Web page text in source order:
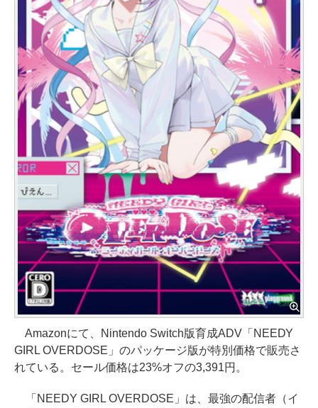
Amazonにて、Nintendo Switch版育成ADV「NEEDY
GIRL OVERDOSE」のパッケージ版が特別価格で販売さ
れている。セール価格は23%オフの3,391円。
「NEEDY GIRL OVERDOSE」は、最強の配信者（イ